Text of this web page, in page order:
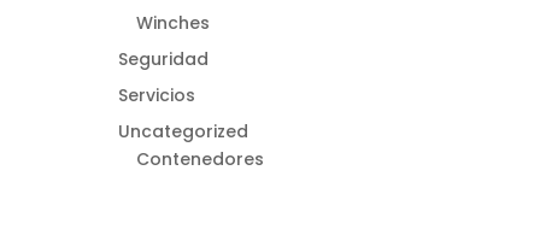
Winches
Seguridad
Servicios
Uncategorized
Contenedores